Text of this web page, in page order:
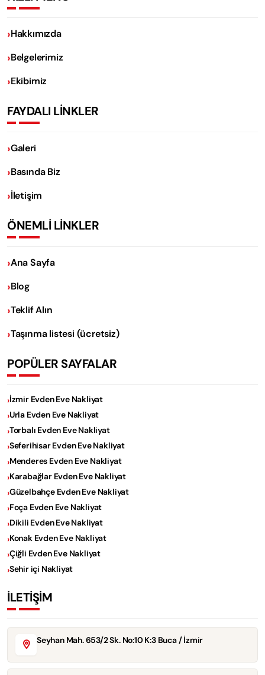
Hakkımızda
Belgelerimiz
Ekibimiz
FAYDALI LİNKLER
Galeri
Basında Biz
İletişim
ÖNEMLİ LİNKLER
Ana Sayfa
Blog
Teklif Alın
Taşınma listesi (ücretsiz)
POPÜLER SAYFALAR
İzmir Evden Eve Nakliyat
Urla Evden Eve Nakliyat
Torbalı Evden Eve Nakliyat
Seferihisar Evden Eve Nakliyat
Menderes Evden Eve Nakliyat
Karabağlar Evden Eve Nakliyat
Güzelbahçe Evden Eve Nakliyat
Foça Evden Eve Nakliyat
Dikili Evden Eve Nakliyat
Konak Evden Eve Nakliyat
Çiğli Evden Eve Nakliyat
Sehir içi Nakliyat
İLETİŞİM
Seyhan Mah. 653/2 Sk. No:10 K:3 Buca / İzmir